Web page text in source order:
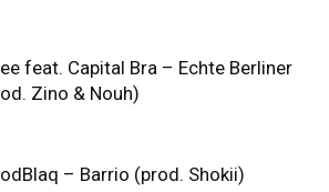
feat. Capital Bra – Echte Berliner
Zino & Nouh)
– Barrio (prod. Shokii)